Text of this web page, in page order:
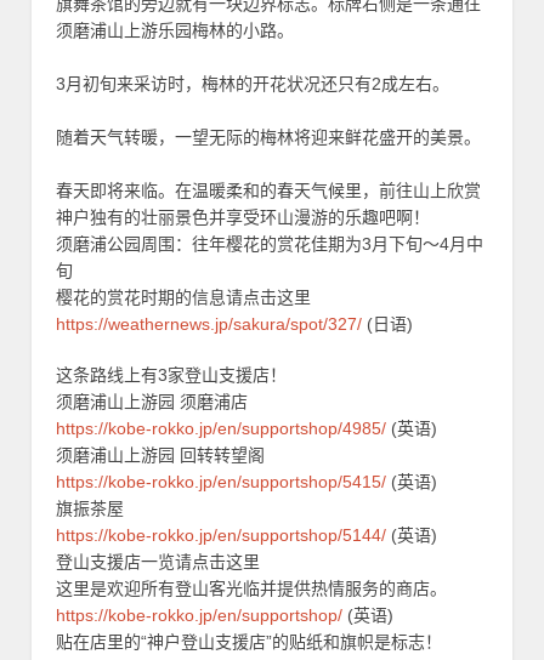
旗舞茶馆的旁边就有一块边界标志。标牌右侧是一条通往
须磨浦山上游乐园梅林的小路。
3月初旬来采访时，梅林的开花状况还只有2成左右。
随着天气转暖，一望无际的梅林将迎来鲜花盛开的美景。
春天即将来临。在温暖柔和的春天气候里，前往山上欣赏
神户独有的壮丽景色并享受环山漫游的乐趣吧啊！
须磨浦公园周围：往年樱花的赏花佳期为3月下旬～4月中
旬
樱花的赏花时期的信息请点击这里
https://weathernews.jp/sakura/spot/327/ (日语)
这条路线上有3家登山支援店！
须磨浦山上游园 须磨浦店
https://kobe-rokko.jp/en/supportshop/4985/ (英语)
须磨浦山上游园 回转转望阁
https://kobe-rokko.jp/en/supportshop/5415/ (英语)
旗振茶屋
https://kobe-rokko.jp/en/supportshop/5144/ (英语)
登山支援店一览请点击这里
这里是欢迎所有登山客光临并提供热情服务的商店。
https://kobe-rokko.jp/en/supportshop/ (英语)
贴在店里的“神户登山支援店”的贴纸和旗帜是标志！